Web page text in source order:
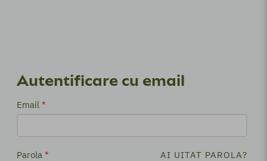
Autentificare cu email
Email *
Parola * AI UITAT PAROLA?